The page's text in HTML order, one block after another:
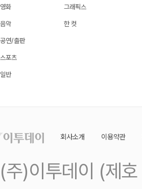
영화
음악
공연/출판
스포츠
일반
그래픽스
한 컷
회사소개 이용약관
(주)이투데이 (제